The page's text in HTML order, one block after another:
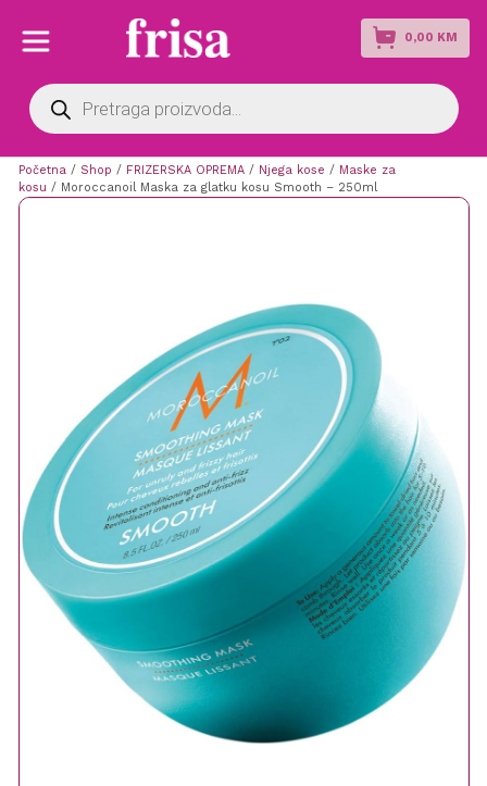
0,00 KM
Products
search
Početna / Shop / FRIZERSKA OPREMA/ Njega kose / Maske za
kosu / Moroccanoil Maska za glatku kosu Smooth – 250ml